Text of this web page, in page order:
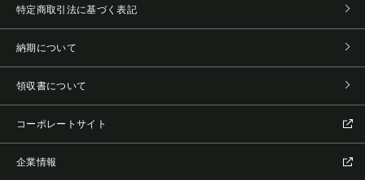
特定商取引法に基づく表記
納期について
領収書について
コーポレートサイト
企業情報